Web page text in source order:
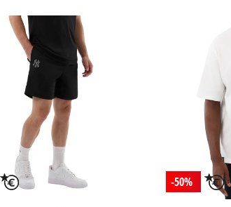
-50%